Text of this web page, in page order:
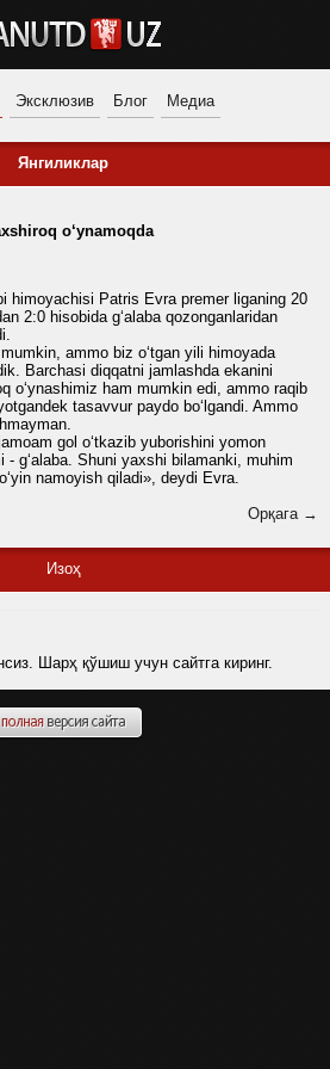
Эксклюзив Блог Медиа
Янгиликлар
o‘ynamoqda
himoyachisi Patris Evra premer liganing 20
2:0 hisobida g‘alaba qozonganlaridan
ammo biz o‘tgan yili himoyada
Barchasi diqqatni jamlashda ekanini
o‘ynashimiz ham mumkin edi, ammo raqib
tasavvur paydo bo‘lgandi. Ammo
gol o‘tkazib yuborishini yomon
- g‘alaba. Shuni yaxshi bilamanki, muhim
namoyish qiladi», deydi Evra.
Орқага →
Изоҳ
Шарҳ қўшиш учун сайтга киринг.